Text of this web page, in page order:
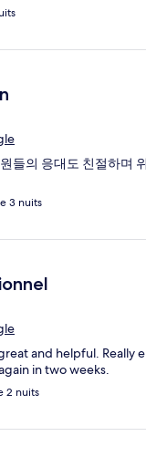
들의 응대도 친절하며
3 nuits
and helpful. Really
in two weeks.
2 nuits